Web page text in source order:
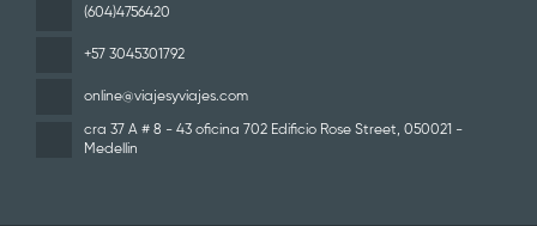
(604)4756420
+57 3045301792
online@viajesyviajes.com
cra 37 A # 8 - 43 oficina 702 Edificio Rose Street, 050021 -
Medellin